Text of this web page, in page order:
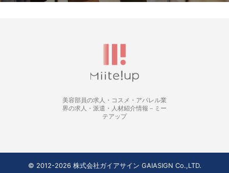
美容部員の求人・コスメ・アパレル業
界の求人・派遣・人材紹介情報 – ミー
テアップ
© 2012-2026 株式会社ガイアサイン GAIASIGN Co.,LTD.